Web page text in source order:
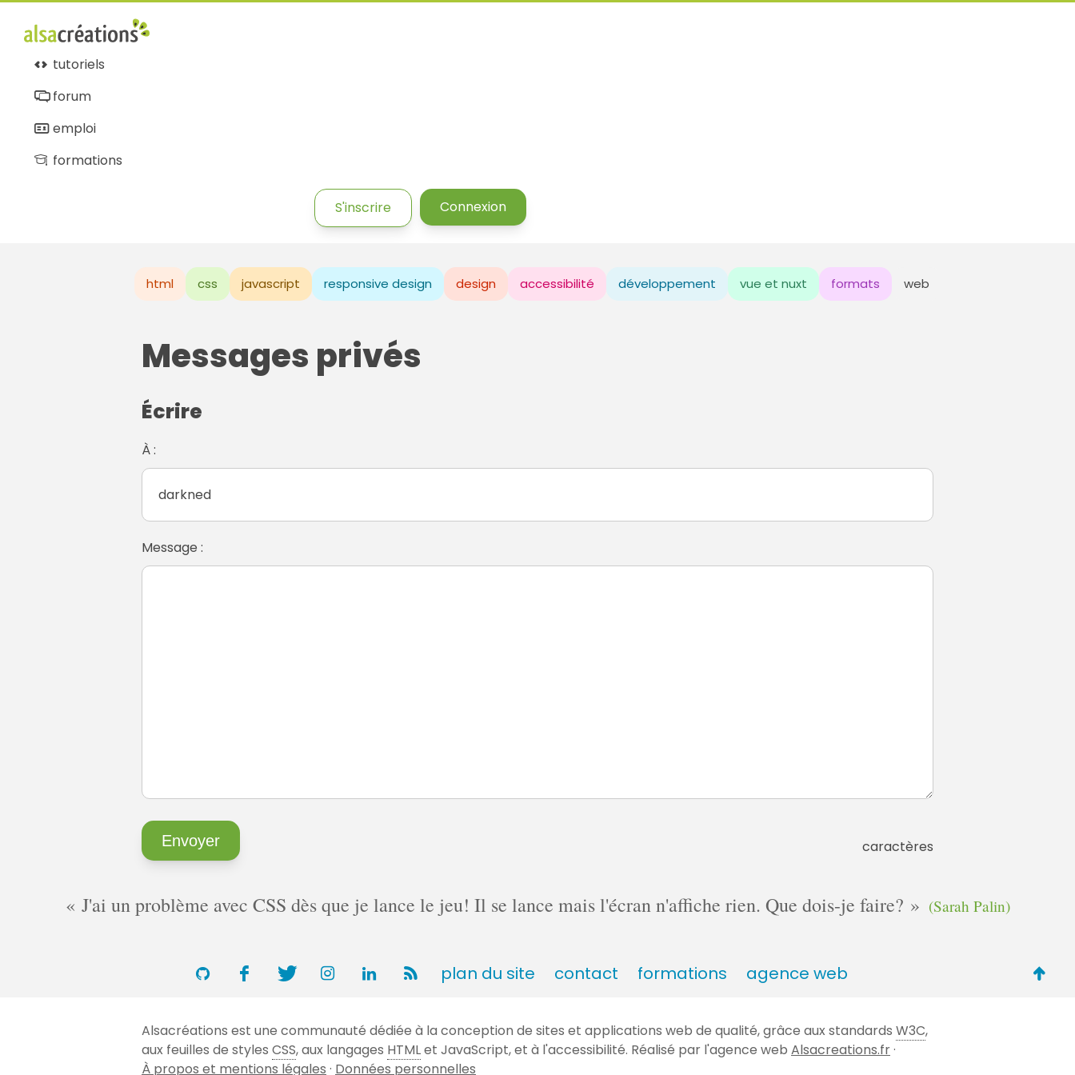
tutoriels
forum
emploi
formations
S'inscrire Connexion
html css javascript responsive design design accessibilité développement vue et nuxt formats web
Messages privés
Écrire
À :
Message :
caractères
J'ai un problème avec CSS dès que je lance le jeu! Il se lance mais l'écran n'affiche rien. Que dois-je faire? (Sarah Palin)
plan du site contact formations agence web
Alsacréations est une communauté dédiée à la conception de sites et applications web de qualité, grâce aux standards W3C,
aux feuilles de styles CSS, aux langages HTMLet JavaScript, et à l'accessibilité. Réalisé par l'agence web Alsacreations.fr·
À propos et mentions légales · Données personnelles